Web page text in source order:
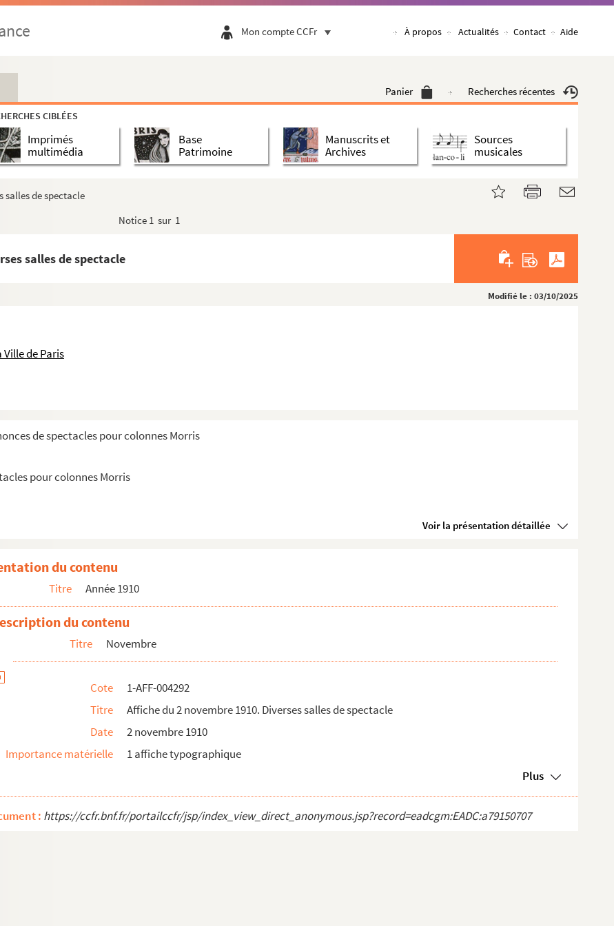
Mon compte CCFr À propos Actualités Contact Aide
Panier Recherches récentes
CIBLÉES
Imprimés
multimédia
Base
Patrimoine
Manuscrits et
Archives
Sources
musicales
salles de spectacle
Notice 1 sur 1
salles de spectacle
Modifié le : 03/10/2025
de Paris
de spectacles pour colonnes Morris
pour colonnes Morris
Voir la présentation détaillée
de spectacle
de spectacle
de spectacle
de spectacle
de spectacle
de spectacle
de spectacle
de spectacle
de spectacle
de spectacle
de spectacle
de spectacle
de spectacle
de spectacle
de spectacle
de spectacle
du contenu
Titre Année 1910
du contenu
Titre Novembre
Cote
1-AFF-004292
Titre
Affiche du 2 novembre 1910. Diverses salles de spectacle
Date
2 novembre 1910
Importance matérielle
1 affiche typographique
Plus
: https://ccfr.bnf.fr/portailccfr/jsp/index_view_direct_anonymous.jsp?record=eadcgm:EADC:a79150707